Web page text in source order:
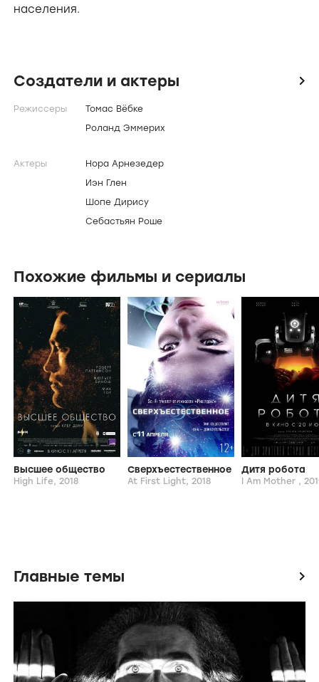
населения.
Создатели и актеры icon
Режиссеры
Томас Вёбке
Роланд Эммерих
Актеры
Нора Арнезедер
Иэн Глен
Шопе Дирису
Себастьян Роше
Похожие фильмы и сериалы
Высшее общество
High Life, 2018
Сверхъестественное
At First Light, 2018
Дитя робота
I Am Mother ,
Главные темы icon